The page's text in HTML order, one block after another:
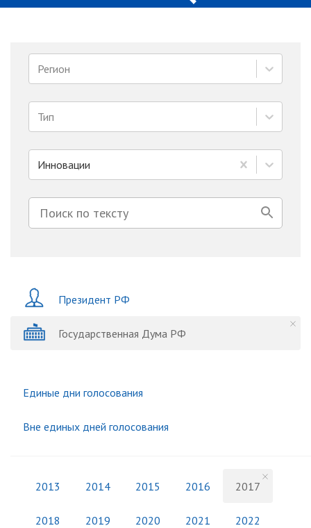
Регион
Тип
Инновации
Президент РФ
Государственная Дума РФ
Единые дни голосования
Вне единых дней голосования
2013 2014 2015 2016 2017
2018 2019 2020 2021 2022